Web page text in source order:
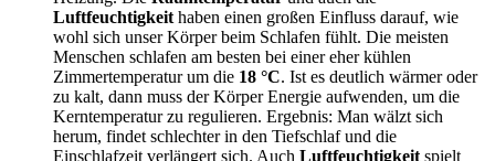
Luftfeuchtigkeit haben einen großen Einfluss darauf, wie
wohl sich unser Körper beim Schlafen fühlt. Die meisten
Menschen schlafen am besten bei einer eher kühlen
Zimmertemperatur um die 18 °C. Ist es deutlich wärmer oder
zu kalt, dann muss der Körper Energie aufwenden, um die
Kerntemperatur zu regulieren. Ergebnis: Man wälzt sich
herum, findet schlechter in den Tiefschlaf und die
Einschlafzeit verlängert sich. Auch Luftfeuchtigkeit spielt